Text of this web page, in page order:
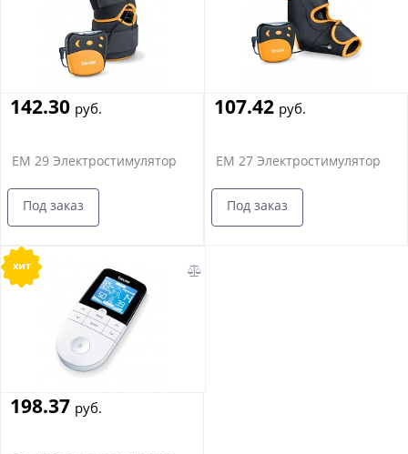
142.30 руб.
EM 29 Электростимулятор
Под заказ
107.42 руб.
EM 27 Электростимулятор
Под заказ
хит
198.37 руб.